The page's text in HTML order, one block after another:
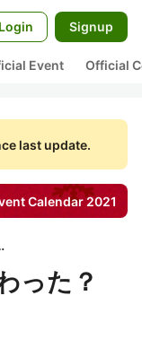
Login Signup
Event Official
last update.
Calendar2021
式会社
った？